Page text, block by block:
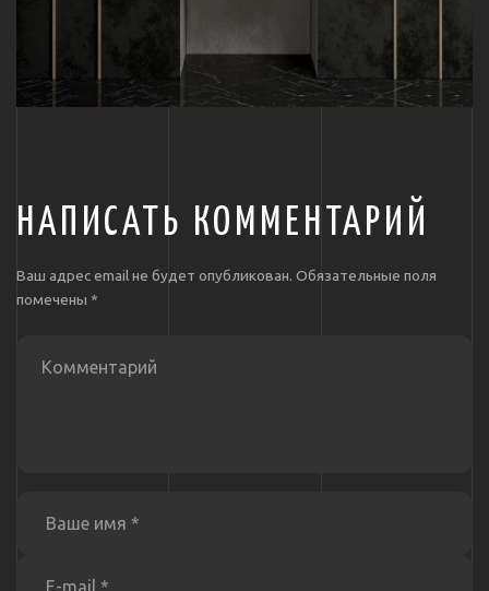
НАПИСАТЬ КОММЕНТАРИЙ
Ваш адрес email не будет опубликован. Обязательные поля
помечены *